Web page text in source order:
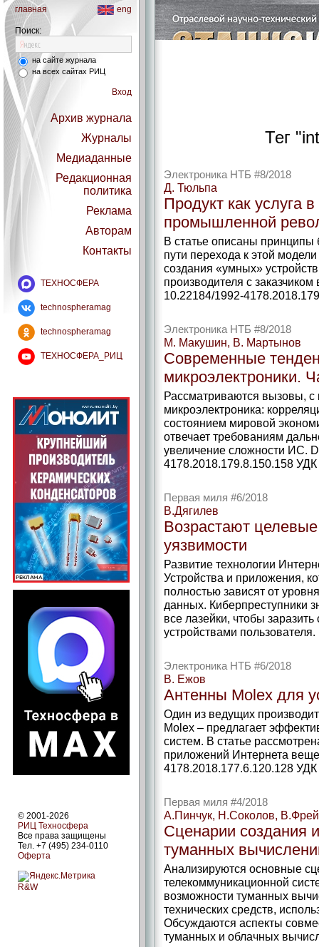
главная eng
Поиск:
на сайте журнала
на всех сайтах РИЦ
Вход
Архив журнала
Журналы
Медиаданные
Редакционная
политика
Реклама
Авторам
Контакты
ТЕХНОСФЕРА
technospheramag
technospheramag
ТЕХНОСФЕРА_РИЦ
© 2001-2026
РИЦ Техносфера
Все права защищены
Тел. +7 (495) 234-0110
Оферта
R&W
Тег
Электроника НТБ #8/2018
Д. Тюльпа
Продукт как услуга
промышленной
В статье описаны принципы
пути перехода к этой
создания «умных»
производителя с
10.22184/1992-
Электроника НТБ #8/2018
М. Макушин, В. Мартынов
Современные
микроэлектроники.
Рассматриваются вызовы, с
микроэлектроника:
состоянием мировой
отвечает требованиям
увеличение сложности ИС.
4178.2018.179.8.150.158
Первая миля #6/2018
В.Дягилев
Возрастают
уязвимости
Развитие технологии
Устройства и приложения,
полностью зависят от
данных. Киберпреступники
все лазейки, чтобы
устройствами
Электроника НТБ #6/2018
В. Ежов
Антенны Molex для
Один из ведущих
Molex – ​предлагает
систем. В статье
приложений Интернета
4178.2018.177.6.120.128
Первая миля #4/2018
А.Пинчук, Н.Соколов,
Сценарии создания
туманных
Анализируются основные
телекоммуникационной
возможности туманных
технических средств,
Обсуждаются аспекты
туманных и облачных